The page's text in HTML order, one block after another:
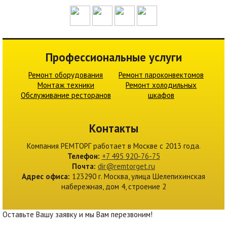
Контакты
Компания РЕМТОРГработает в Москве c 2013 года.
Телефон: +7 495 920-76-75
Почта: dir@remtorget.ru
Адрес офиса: 123290 г. Москва,улица Шелепихинская
набережная, дом 4, строение 2
Профессиональные услуги
Ремонт оборудования
Монтаж техники
Обслуживание ресторанов
Ремонт пароконвектомов
Ремонт холодильных
шкафов
Оставьте Вашу заявку и мы Вам перезвоним!